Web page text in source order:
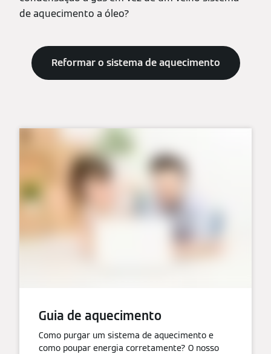
de aquecimento a óleo?
Reformar o sistema de aquecimento
Guia de aquecimento
Como purgar um sistema de aquecimento e
como poupar energia corretamente? O nosso